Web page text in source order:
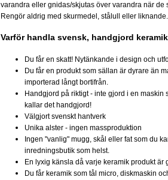
varandra eller gnidas/skjutas över varandra när de
Rengör aldrig med skurmedel, stålull eller
Varför handla svensk, handgjord
Du får en skatt! Nytänkande i design och
Du får en produkt som sällan är dyrare än
importerad långt bortifrån.
Handgjord på riktigt - inte gjord i en maskin
kallar det handgjord!
Välgjort svenskt hantverk
Unika alster - ingen massproduktion
Ingen "vanlig" mugg, skål eller fat som du
inredningsbutik som helst.
En lyxig känsla då varje keramik produkt är
Du får keramik som tål micro, diskmaskin